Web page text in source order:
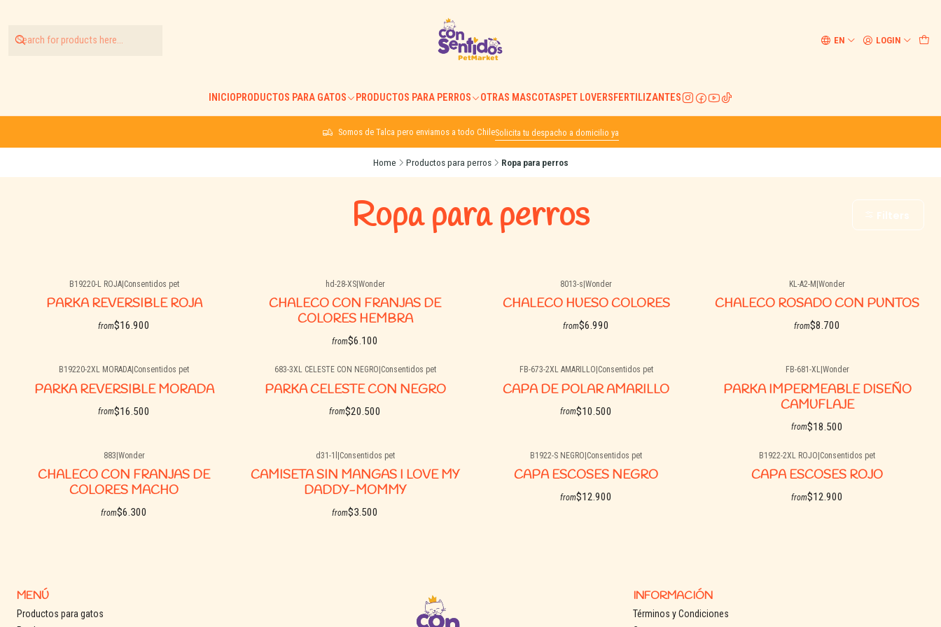
EN LOGIN
INICIOPRODUCTOS PARA GATOS PRODUCTOS PARA PERROS OTRAS MASCOTASPET LOVERSFERTILIZANTES
Somos de Talca pero enviamos a todo ChileSolicita tu despacho a domicilio ya
Home Productos para perros Ropa para perros
Ropa para perros Filters
B19220-L ROJA| Consentidos pet
PARKA REVERSIBLE ROJA
from$16.900
See options
hd-28-XS| Wonder
CHALECO CON FRANJAS DE
COLORES HEMBRA
from$6.100
See options
8013-s Wonder
CHALECO HUESO COLORES
from$6.990
See options
KL-A2-M Wonder
CHALECO ROSADO CON PUNTOS
from$8.700
See options
B19220-2XL MORADA Consentidos pet
PARKA REVERSIBLE MORADA
from$16.500
See options
683-3XL CELESTE CON NEGRO Consentidos pet
PARKA CELESTE CON NEGRO
from$20.500
See details
FB-673-2XL AMARILLO Consentidos pet
CAPA DE POLAR AMARILLO
from$10.500
See details
FB-681-XL| Wonder
PARKA IMPERMEABLE DISEÑO
CAMUFLAJE
from$18.500
See details
883|Wonder
CHALECO CON FRANJAS DE
COLORES MACHO
from$6.300
Agotado
d31-1l |Consentidos pet
CAMISETA SIN MANGAS I LOVE MY
DADDY-MOMMY
from$3.500
B1922-S NEGRO|Consentidos pet
CAPA ESCOSES NEGRO
from$12.900
B1922-2XL ROJO|Consentidos pet
CAPA ESCOSES ROJO
from$12.900
MENÚ
Productos para gatos
INFORMACIÓN
Términos y Condiciones